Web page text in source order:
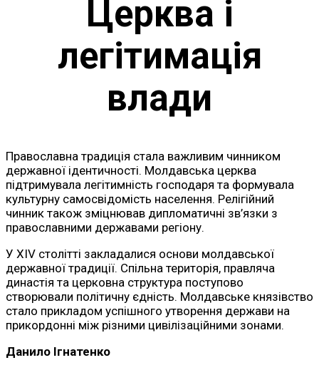
Церква і
легітимація
влади
Православна традиція стала важливим чинником
державної ідентичності. Молдавська церква
підтримувала легітимність господаря та формувала
культурну самосвідомість населення. Релігійний
чинник також зміцнював дипломатичні зв’язки з
православними державами регіону.
У XIV столітті закладалися основи молдавської
державної традиції. Спільна територія, правляча
династія та церковна структура поступово
створювали політичну єдність. Молдавське князівство
стало прикладом успішного утворення держави на
прикордонні між різними цивілізаційними зонами.
Данило Ігнатенко